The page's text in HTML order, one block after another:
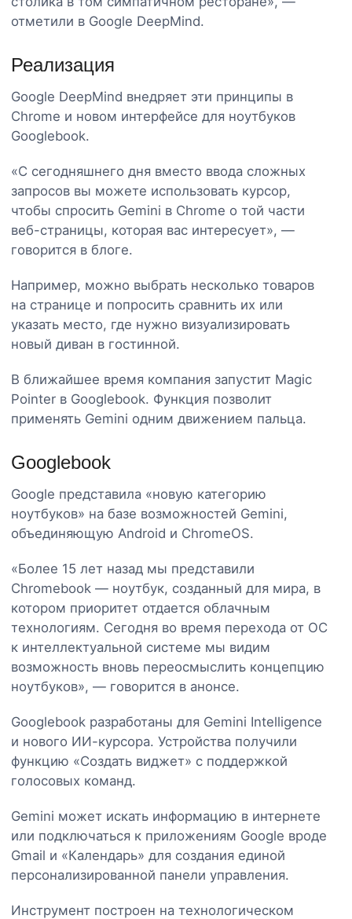
отметили в Google DeepMind.
Реализация
Google DeepMind внедряет эти принципы в
Chrome и новом интерфейсе для ноутбуков
Googlebook.
«С сегодняшнего дня вместо ввода сложных
запросов вы можете использовать курсор,
чтобы спросить Gemini в Chrome о той части
веб-страницы, которая вас интересует», —
говорится в блоге.
Например, можно выбрать несколько товаров
на странице и попросить сравнить их или
указать место, где нужно визуализировать
новый диван в гостинной.
В ближайшее время компания запустит Magic
Pointer в Googlebook. Функция позволит
применять Gemini одним движением пальца.
Googlebook
Google представила «новую категорию
ноутбуков» на базе возможностей Gemini,
объединяющую Android и ChromeOS.
«Более 15 лет назад мы представили
Chromebook — ноутбук, созданный для мира, в
котором приоритет отдается облачным
технологиям. Сегодня во время перехода от ОС
к интеллектуальной системе мы видим
возможность вновь переосмыслить концепцию
ноутбуков», — говорится в анонсе.
Googlebook разработаны для Gemini Intelligence
и нового ИИ-курсора. Устройства получили
функцию «Создать виджет» с поддержкой
голосовых команд.
Gemini может искать информацию в интернете
или подключаться к приложениям Google вроде
Gmail и «Календарь» для создания единой
персонализированной панели управления.
Инструмент построен на технологическом